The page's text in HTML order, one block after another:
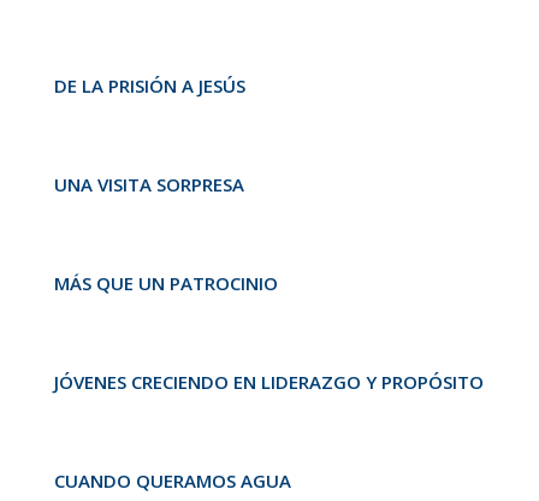
DE LA PRISIÓN A JESÚS
UNA VISITA SORPRESA
MÁS QUE UN PATROCINIO
JÓVENES CRECIENDO EN LIDERAZGO Y PROPÓSITO
CUANDO QUERAMOS AGUA